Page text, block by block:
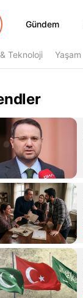
Gündem
Gündem
Teknoloji Yaşam